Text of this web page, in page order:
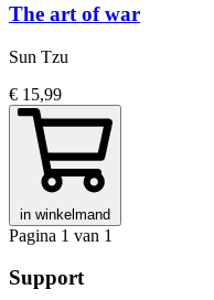
The art of war
Sun Tzu
€ 15,99
in winkelmand
Pagina 1 van 1
Support